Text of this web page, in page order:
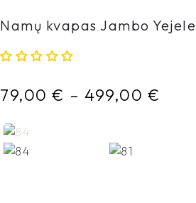
Namų kvapas Jambo Yejele
79,00 € – 499,00 €